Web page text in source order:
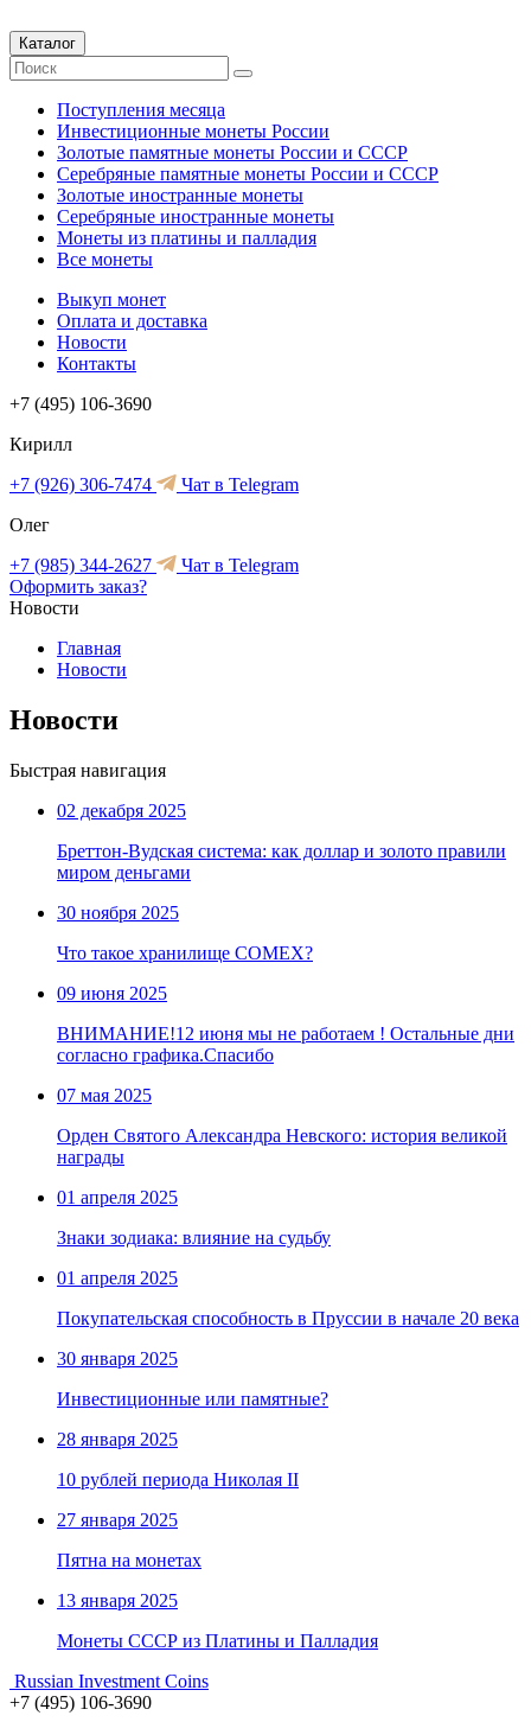
Каталог
Поступления месяца
Инвестиционные монеты России
Золотые памятные монеты России и СССР
Серебряные памятные монеты России и СССР
Золотые иностранные монеты
Серебряные иностранные монеты
Монеты из платины и палладия
Все монеты
Выкуп монет
Оплата и доставка
Новости
Контакты
+7 (495) 106-3690
Кирилл
+7 (926) 306-7474
Чат в Telegram
Олег
+7 (985) 344-2627
Чат в Telegram
Оформить заказ?
Новости
Главная
Новости
Новости
Быстрая навигация
02 декабря 2025
Бреттон-Вудская система: как доллар и золото правили
миром деньгами
30 ноября 2025
Что такое хранилище COMEX?
09 июня 2025
ВНИМАНИЕ!12 июня мы не работаем ! Остальные дни
согласно графика.Спасибо
07 мая 2025
Орден Святого Александра Невского: история великой
награды
01 апреля 2025
Знаки зодиака: влияние на судьбу
01 апреля 2025
Покупательская способность в Пруссии в начале 20 века
30 января 2025
Инвестиционные или памятные?
28 января 2025
10 рублей периода Николая II
27 января 2025
Пятна на монетах
13 января 2025
Монеты СССР из Платины и Палладия
Russian Investment Coins
+7 (495) 106-3690